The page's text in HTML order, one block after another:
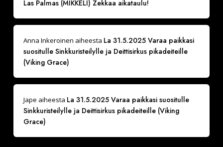
Las Palmas (MIKKELI) Zekkaa aikataulu!
Anna Inkeroinen aiheesta La 31.5.2025 Varaa paikkasi
suositulle Sinkkuristeilylle ja Deittisirkus pikadeiteille
(Viking Grace)
Jape aiheesta La 31.5.2025 Varaa paikkasi suositulle
Sinkkuristeilylle ja Deittisirkus pikadeiteille (Viking
Grace)